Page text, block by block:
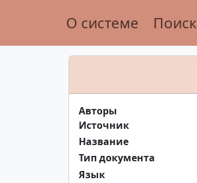
О системе Поиск
Авторы
Источник
Название
Тип документа
Язык